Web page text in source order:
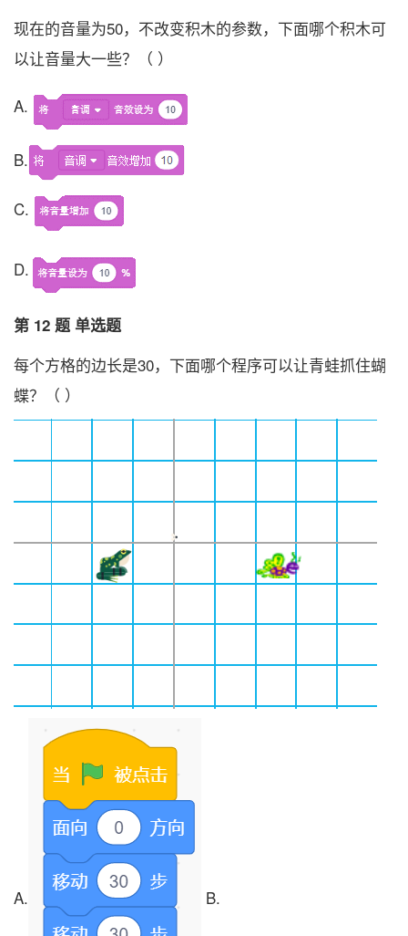
现在的音量为50，不改变积木的参数，下面哪个积木可
以让音量大一些？（ ）
A.
B.
C.
D.
第 12 题 单选题
每个方格的边长是30，下面哪个程序可以让青蛙抓住蝴
蝶？（ ）
A. B.